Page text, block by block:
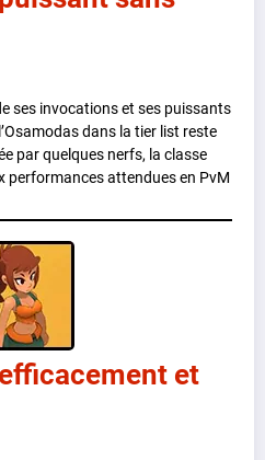
ses invocations et ses puissants
dans la tier list reste
par quelques nerfs, la classe
attendues en PvM
et